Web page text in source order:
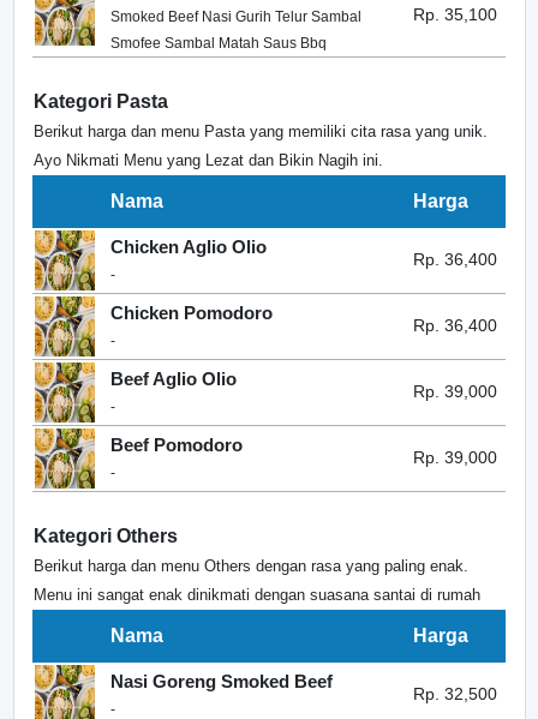
Smoked Beef Nasi Gurih Telur Sambal
Smofee Sambal Matah Saus Bbq
Rp. 35,100
Kategori Pasta
Berikut harga dan menu Pasta yang memiliki cita rasa yang unik.
Ayo Nikmati Menu yang Lezat dan Bikin Nagih ini.
Nama Harga
Chicken Aglio Olio
-
Rp. 36,400
Chicken Pomodoro
-
Rp. 36,400
Beef Aglio Olio
-
Rp. 39,000
Beef Pomodoro
-
Rp. 39,000
Kategori Others
Berikut harga dan menu Others dengan rasa yang paling enak.
Menu ini sangat enak dinikmati dengan suasana santai di rumah
Nama Harga
Nasi Goreng Smoked Beef
-
Rp. 32,500